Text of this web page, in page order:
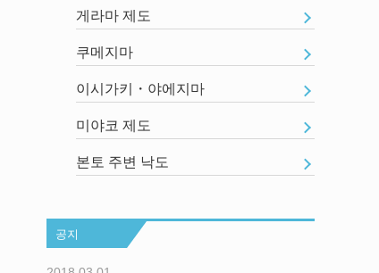
게라마 제도
쿠메지마
이시가키・야에지마
미야코 제도
본토 주변 낙도
공지